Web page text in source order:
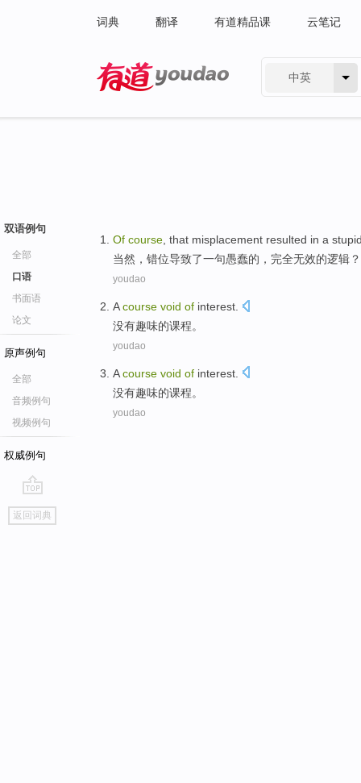
词典 翻译 有道精品课 云笔记
中英
双语例句
全部
口语
书面语
论文
原声例句
全部
音频例句
视频例句
权威例句
go
top
返回词典
Of course , that misplacement resulted in a
当然 ， 错位导致了一句愚蠢的 ， 完全无效的逻辑 ？
youdao
Acourse void of interest.
没有趣味的课程。
youdao
Acourse void of interest.
没有趣味的课程。
youdao